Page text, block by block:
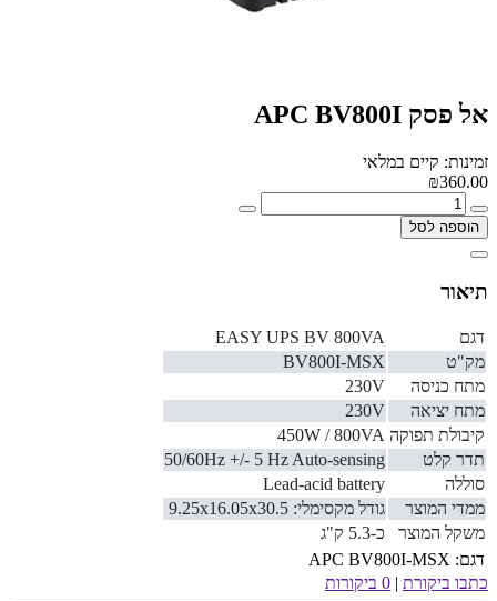
אל פסק APC BV800I
זמינות: קיים במלאי
₪360.00
הוספה לסל
תיאור
דגם
EASY UPS BV 800VA
מק"ט
BV800I-MSX
מתח כניסה
230V
מתח יציאה
230V
קיבולת תפוקה 450W / 800VA
תדר קלט
50/60Hz +/- 5 Hz Auto-sensing
סוללה
Lead-acid battery
ממדי המוצר
גודל מקסימלי: 9.25x16.05x30.5
משקל המוצר
כ-5.3 ק"ג
דגם: APC BV800I-MSX
כתבו ביקורת | 0 ביקורות